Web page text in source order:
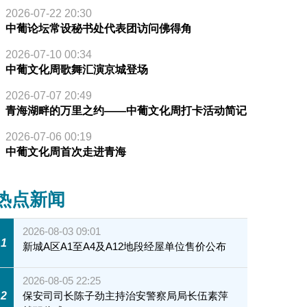
2026-07-22 20:30
中葡论坛常设秘书处代表团访问佛得角
2026-07-10 00:34
中葡文化周歌舞汇演京城登场
2026-07-07 20:49
青海湖畔的万里之约——中葡文化周打卡活动简记
2026-07-06 00:19
中葡文化周首次走进青海
点新闻
1
2026-08-03 09:01
新城A区A1至A4及A12地段经屋单位售价公布
2
2026-08-05 22:25
保安司司长陈子劲主持治安警察局局长伍素萍